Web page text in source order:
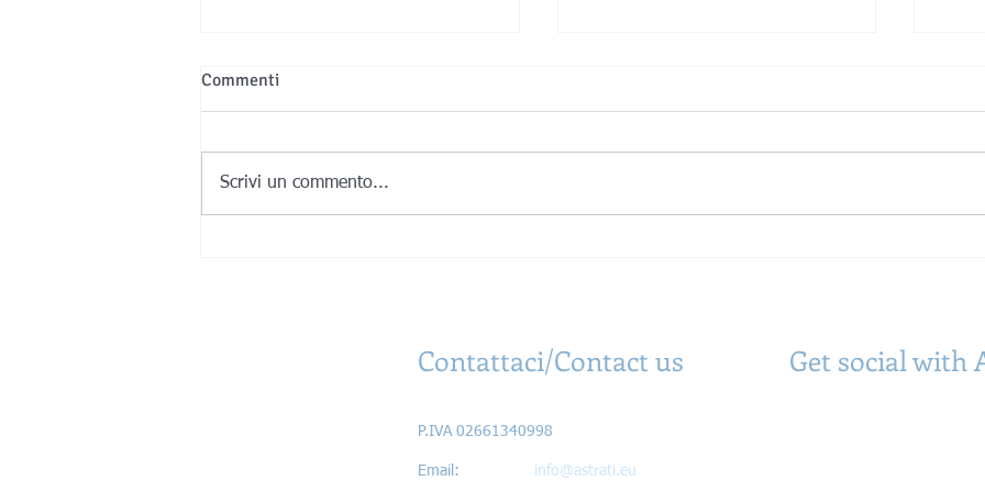
Commenti
Scrivi un commento...
Contattaci/Contact us
P.IVA 02661340998
Email: info@astrati.eu
Get social with